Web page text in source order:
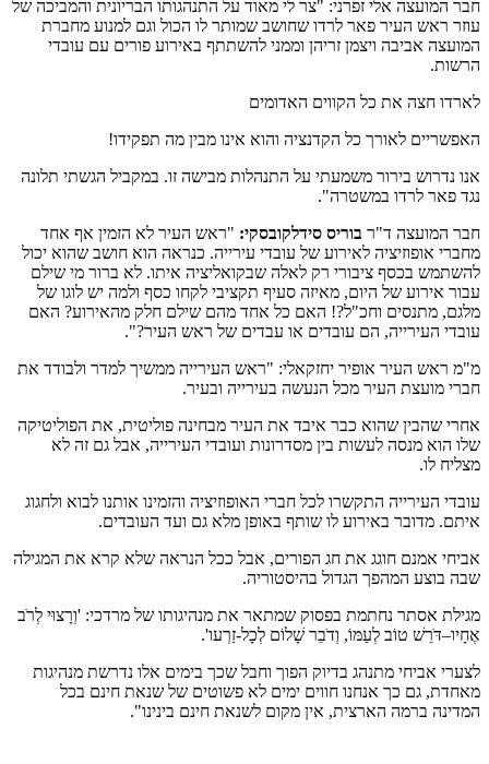
חבר המועצה אלי זפרני: "צר לי מאוד על התנהגותו הבריונית והמביכה של
עוזר ראש העיר פאר לרדו שחושב שמותר לו הכול וגם למנוע מחברת
המועצה אביבה ויצמן זריהן וממני להשתתף באירוע פורים עם עובדי
הרשות.
לארדו חצה את כל הקווים האדומים
האפשריים לאורך כל הקדנציה והוא אינו מבין מה תפקידו!
אנו נדרוש בירור משמעתי על התנהלות מבישה זו. במקביל הגשתי תלונה
נגד פאר לרדו במשטרה".
חבר המועצה ד"ר בוריס סידלקובסקי: "ראש העיר לא הזמין אף אחד
מחברי אופוזיציה לאירוע של עובדי עירייה. כנראה הוא חושב שהוא יכול
להשתמש בכסף ציבורי רק לאלה שבקואליציה איתו. לא ברור מי שילם
עבור אירוע של היום, מאיזה סעיף תקציבי לקחו כסף ולמה יש לוגו של
מלגם, מתנסים וחכ"ל?! האם כל אחד מהם שילם חלק מהאירוע? האם
עובדי העירייה, הם עובדים או עבדים של ראש העיר?".
מ"מ ראש העיר אופיר יחזקאלי: "ראש העירייה ממשיך למדר ולבודד את
חברי מועצת העיר מכל הנעשה בעירייה ובעיר.
אחרי שהבין שהוא כבר איבד את העיר מבחינה פוליטית, את הפוליטיקה
שלו הוא מנסה לעשות בין מסדרונות ועובדי העירייה, אבל גם זה לא
מצליח לו.
עובדי העירייה התקשרו לכל חברי האופוזיציה והזמינו אותנו לבוא ולחגוג
איתם. מדובר באירוע לו שותף באופן מלא גם ועד העובדים.
אביחי אמנם חוגג את חג הפורים, אבל ככל הנראה שלא קרא את המגילה
שבה בוצע המהפך הגדול בהיסטוריה.
מגילת אסתר נחתמת בפסוק שמתאר את מנהיגותו של מרדכי: 'וְרָצוּי לְרֹב
אֶחָיו–דֹּרֵשׁ טוֹב לְעַמּוֹ, וְדֹבֵר שָׁלוֹם לְכָל-זַרְעו'.
לצערי אביחי מתנהג בדיוק הפוך וחבל שכך בימים אלו נדרשת מנהיגות
מאחדת, גם כך אנחנו חווים ימים לא פשוטים של שנאת חינם בכל
המדינה ברמה הארצית, אין מקום לשנאת חינם בינינו".